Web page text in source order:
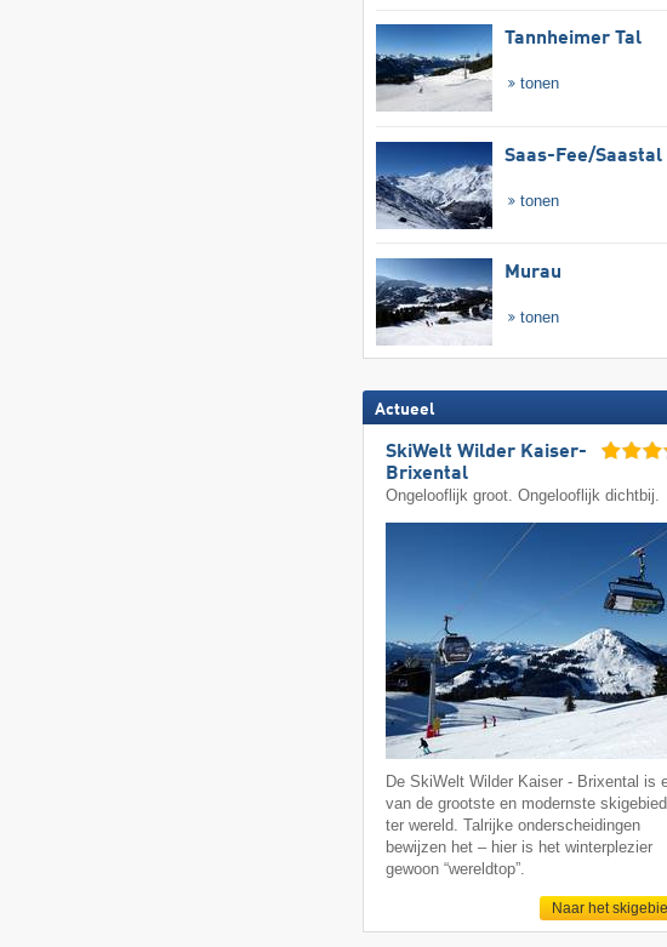
Tannheimer Tal
tonen
Saas-Fee/​Saastal
tonen
Murau
tonen
Actueel
SkiWelt Wilder Kaiser-
Brixental
Ongelooflijk groot. Ongelooflijk dichtbij.
De SkiWelt Wilder Kaiser - Brixental is
van de grootste en modernste
ter wereld. Talrijke onderscheidingen
bewijzen het – hier is het winterplezier
gewoon “wereldtop”.
Naar het